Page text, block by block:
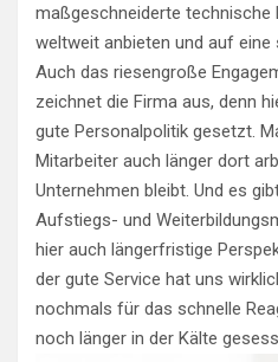
maßgeschneiderte technische
weltweit anbieten und auf
Auch das riesengroße
zeichnet die Firma aus, denn
gute Personalpolitik gesetzt.
Mitarbeiter auch länger dort
Unternehmen bleibt. Und es
Aufstiegs- und
hier auch längerfristige
der gute Service hat uns
nochmals für das schnelle
noch länger in der Kälte